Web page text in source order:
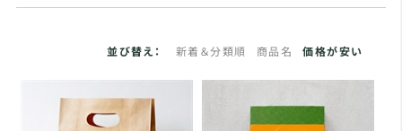
並び替え： 新着＆分類順 商品名 価格が安い